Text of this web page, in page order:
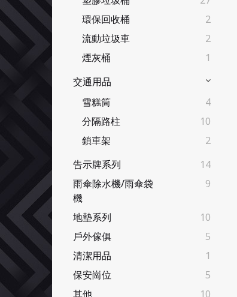
環保回收桶
2
流動垃圾車
2
煙灰桶
1
交通用品
雪糕筒
4
分隔路柱
10
鎖車架
2
告示牌系列
14
雨傘除水機/雨傘袋
機
9
地墊系列
10
戶外傢俱
5
清潔用品
1
保安崗位
5
其他
10